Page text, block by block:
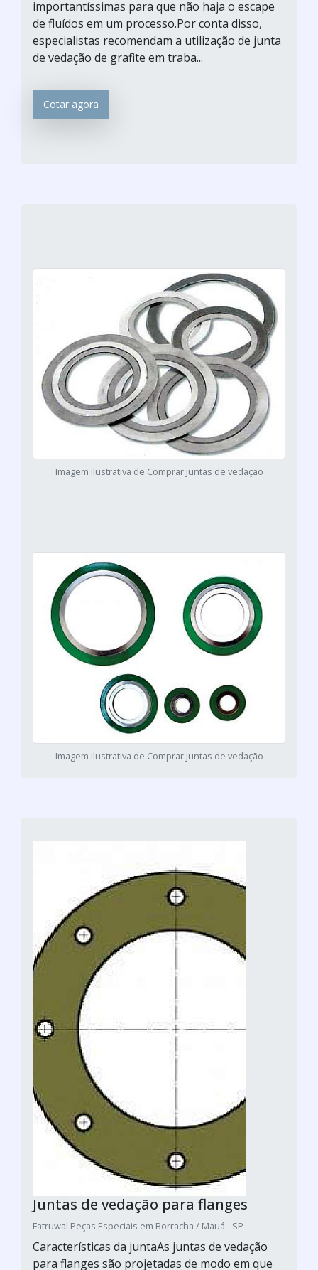
importantíssimas para que não haja o escape
de fluídos em um processo.Por conta disso,
especialistas recomendam a utilização de junta
de vedação de grafite em traba...
Cotar agora
Imagem ilustrativa de Comprar juntas de vedação
Imagem ilustrativa de Comprar juntas de vedação
Juntas de vedação para flanges
Fatruwal Peças Especiais em Borracha / Mauá - SP
Características da juntaAs juntas de vedação
para flanges são projetadas de modo em que